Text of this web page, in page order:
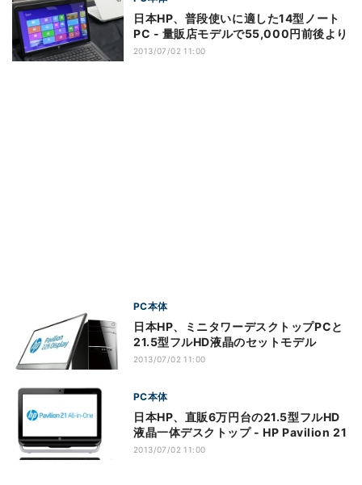
日本HP、普段使いに適した14型ノート
PC - 量販店モデルで55,000円前後より
2013/07/02 11:00
PC本体
日本HP、ミニタワーデスクトップPCと
21.5型フルHD液晶のセットモデル
2013/07/02 11:00
PC本体
日本HP、直販6万円台の21.5型フルHD
液晶一体デスクトップ - HP Pavilion 21
2013/07/02 11:00